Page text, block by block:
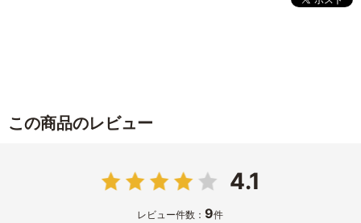
この商品のレビュー
4.1
レビュー件数：9件